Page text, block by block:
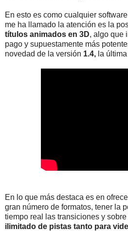
En esto es como cualquier
me ha llamado la atención es la
títulos animados en 3D, algo que
pago y supuestamente más
novedad de la versión 1.4, la
En lo que más destaca es en
gran número de formatos, tener la
tiempo real las transiciones y sobre
ilimitado de pistas tanto para